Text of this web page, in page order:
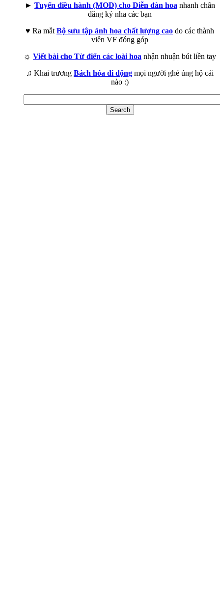
► Tuyển điều hành (MOD) cho Diễn đàn hoa nhanh chân
đăng ký nha các bạn
♥ Ra mắt Bộ sưu tập ảnh hoa chất lượng cao do các thành
viên VF đóng góp
☼ Viết bài cho Từ điển các loài hoa nhận nhuận bút liền tay
♫ Khai trương Bách hóa di động mọi người ghé ủng hộ cái
nào :)